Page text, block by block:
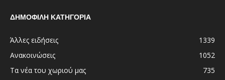
ΔΗΜΟΦΙΛΗ ΚΑΤΗΓΟΡΙΑ
Άλλες ειδήσεις
1339
Ανακοινώσεις
1052
Τα νέα του χωριού μας
735